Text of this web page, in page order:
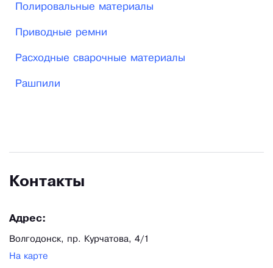
Полировальные материалы
Приводные ремни
Расходные сварочные материалы
Рашпили
Контакты
Адрес:
Волгодонск, пр. Курчатова, 4/1
На карте